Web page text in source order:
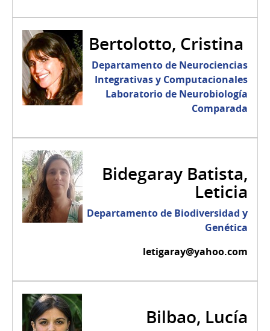
Bertolotto, Cristina
Departamento de Neurociencias
Integrativas y Computacionales
Laboratorio de Neurobiología
Comparada
Bidegaray Batista,
Leticia
Departamento de Biodiversidad y
Genética
letigaray@yahoo.com
Bilbao, Lucía